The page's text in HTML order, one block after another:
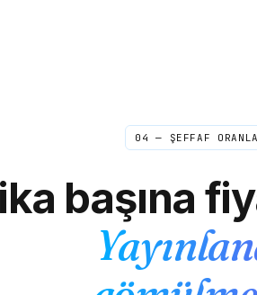
Cumhuriyeti
Mısır El
04 — ŞEFFAF
başına